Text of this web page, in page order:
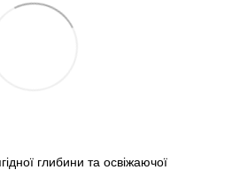
глибини та освіжаючої